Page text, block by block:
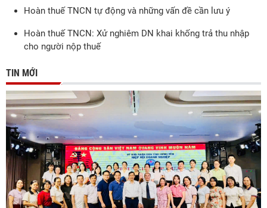
Hoàn thuế TNCN tự động và những vấn đề cần lưu ý
Hoàn thuế TNCN: Xử nghiêm DN khai khống trả thu nhập
cho người nộp thuế
TIN MỚI